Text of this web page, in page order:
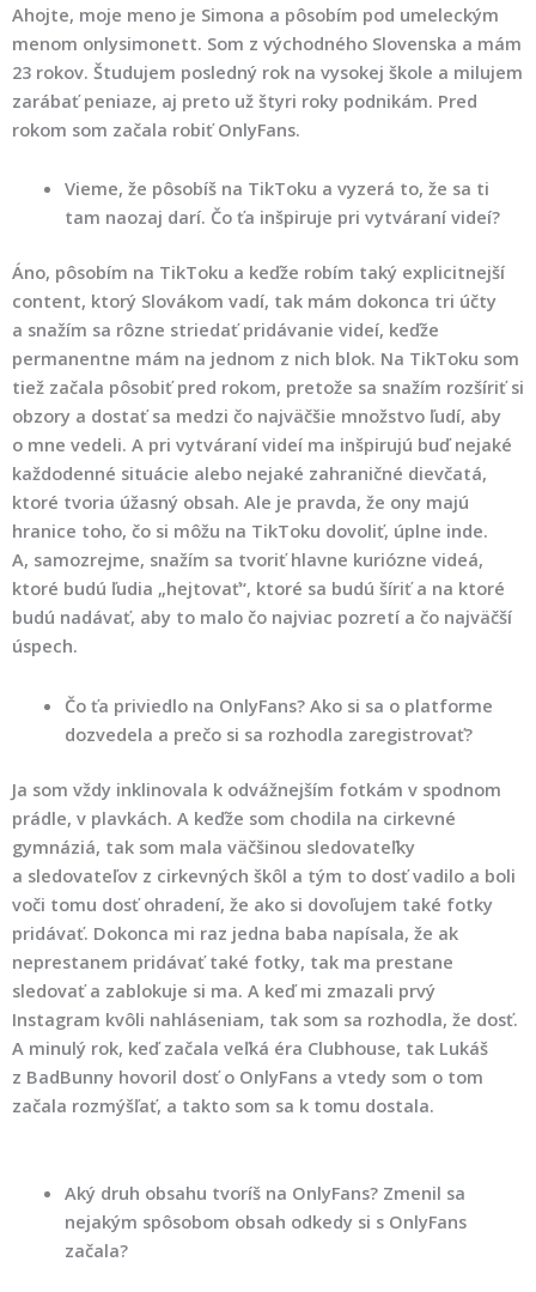
Ahojte, moje meno je Simona a pôsobím pod umeleckým
menom onlysimonett. Som z východného Slovenska a mám
23 rokov. Študujem posledný rok na vysokej škole a milujem
zarábať peniaze, aj preto už štyri roky podnikám. Pred
rokom som začala robiť OnlyFans.
Vieme, že pôsobíš na TikToku a vyzerá to, že sa ti
tam naozaj darí. Čo ťa inšpiruje pri vytváraní videí?
Áno, pôsobím na TikToku a keďže robím taký explicitnejší
content, ktorý Slovákom vadí, tak mám dokonca tri účty
a snažím sa rôzne striedať pridávanie videí, keďže
permanentne mám na jednom z nich blok. Na TikToku som
tiež začala pôsobiť pred rokom, pretože sa snažím rozšíriť si
obzory a dostať sa medzi čo najväčšie množstvo ľudí, aby
o mne vedeli. A pri vytváraní videí ma inšpirujú buď nejaké
každodenné situácie alebo nejaké zahraničné dievčatá,
ktoré tvoria úžasný obsah. Ale je pravda, že ony majú
hranice toho, čo si môžu na TikToku dovoliť, úplne inde.
A, samozrejme, snažím sa tvoriť hlavne kuriózne videá,
ktoré budú ľudia „hejtovať“, ktoré sa budú šíriť a na ktoré
budú nadávať, aby to malo čo najviac pozretí a čo najväčší
úspech.
Čo ťa priviedlo na OnlyFans? Ako si sa o platforme
dozvedela a prečo si sa rozhodla zaregistrovať?
Ja som vždy inklinovala k odvážnejším fotkám v spodnom
prádle, v plavkách. A keďže som chodila na cirkevné
gymnáziá, tak som mala väčšinou sledovateľky
a sledovateľov z cirkevných škôl a tým to dosť vadilo a boli
voči tomu dosť ohradení, že ako si dovoľujem také fotky
pridávať. Dokonca mi raz jedna baba napísala, že ak
neprestanem pridávať také fotky, tak ma prestane
sledovať a zablokuje si ma. A keď mi zmazali prvý
Instagram kvôli nahláseniam, tak som sa rozhodla, že dosť.
A minulý rok, keď začala veľká éra Clubhouse, tak Lukáš
z BadBunny hovoril dosť o OnlyFans a vtedy som o tom
začala rozmýšľať, a takto som sa k tomu dostala.
Aký druh obsahu tvoríš na OnlyFans? Zmenil sa
nejakým spôsobom obsah odkedy si s OnlyFans
začala?